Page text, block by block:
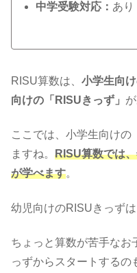
中学受験対応： あり
RISU算数は、 小学生向
向けの「RISUきっず」
ここでは、小学生向けの
ますね。 RISU算数では
が学べます。
幼児向けのRISUきっず
ちょっと算数が苦手なお
っずからスタートするの